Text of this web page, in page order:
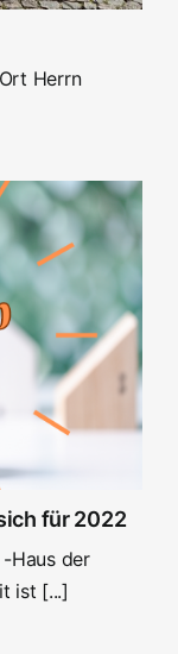
Herrn
für 2022
Haus der
ist [...]